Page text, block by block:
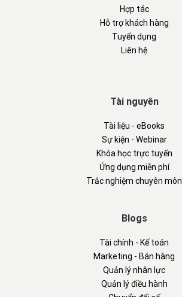
Hợp tác
Hỗ trợ khách hàng
Tuyển dụng
Liên hệ
Tài nguyên
Tài liệu - eBooks
Sự kiện - Webinar
Khóa học trực tuyến
Ứng dụng miễn phí
Trắc nghiệm chuyên môn
Blogs
Tài chính - Kế toán
Marketing - Bán hàng
Quản lý nhân lực
Quản lý điều hành